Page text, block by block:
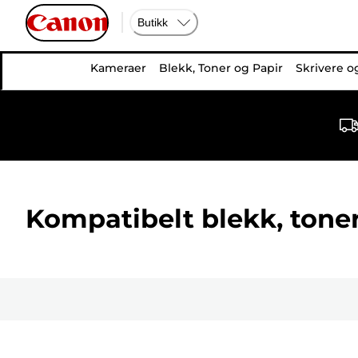
Butikk
Kameraer Blekk, Toner og Papir Skrivere
Kompatibelt blekk,